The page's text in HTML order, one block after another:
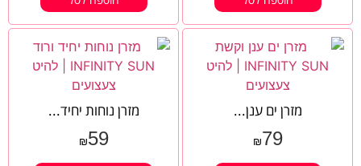
מזרן ים ענן...
₪79
מזרן נוחות יחיד...
₪59